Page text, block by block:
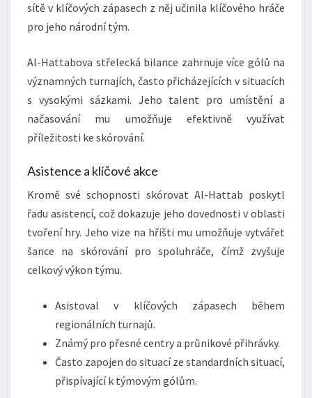
sítě v klíčových zápasech z něj učinila klíčového hráče
pro jeho národní tým.
Al-Hattabova střelecká bilance zahrnuje více gólů na
významných turnajích, často přicházejících v situacích
s vysokými sázkami. Jeho talent pro umístění a
načasování mu umožňuje efektivně využívat
příležitosti ke skórování.
Asistence a klíčové akce
Kromě své schopnosti skórovat Al-Hattab poskytl
řadu asistencí, což dokazuje jeho dovednosti v oblasti
tvoření hry. Jeho vize na hřišti mu umožňuje vytvářet
šance na skórování pro spoluhráče, čímž zvyšuje
celkový výkon týmu.
Asistoval v klíčových zápasech během
regionálních turnajů.
Známý pro přesné centry a průnikové přihrávky.
Často zapojen do situací ze standardních situací,
přispívající k týmovým gólům.